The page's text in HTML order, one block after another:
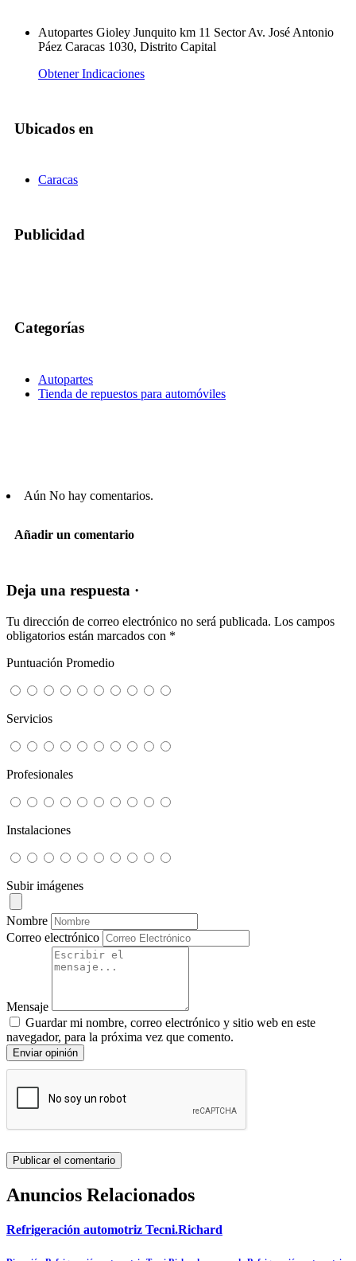
Autopartes Gioley Junquito km 11 Sector Av. José Antonio
Páez Caracas 1030, Distrito Capital
Obtener Indicaciones
Ubicados en
Caracas
Publicidad
Categorías
Autopartes
Tienda de repuestos para automóviles
Aún No hay comentarios.
Añadir un comentario
Deja una respuesta ·
Tu dirección de correo electrónico no será publicada. Los campos
obligatorios están marcados con *
Puntuación Promedio
Servicios
Profesionales
Instalaciones
Subir imágenes
Nombre
Correo electrónico
Mensaje
Guardar mi nombre, correo electrónico y sitio web en este
navegador, para la próxima vez que comento.
Enviar opinión
Anuncios Relacionados
Refrigeración automotriz Tecni.Richard